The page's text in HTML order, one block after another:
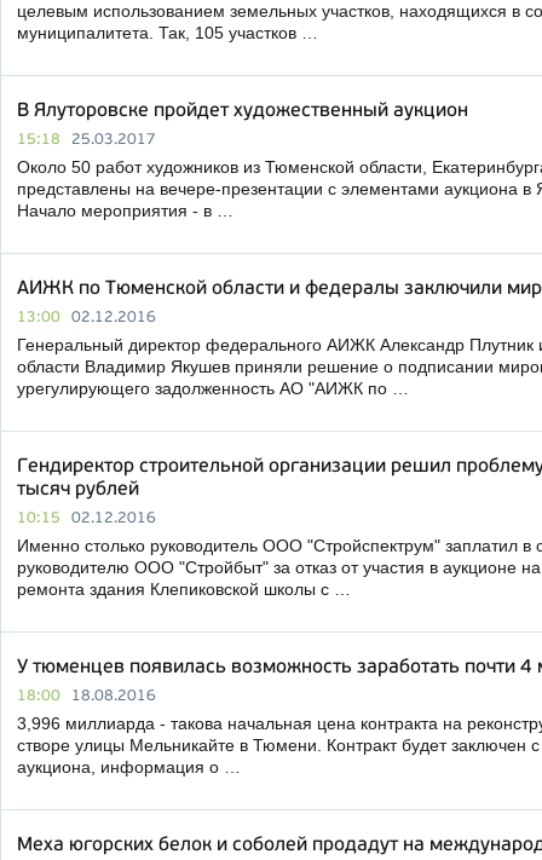
целевым использованием земельных участков, находящихся в
муниципалитета. Так, 105 участков …
В Ялуторовске пройдет художественный аукцион
15:18 25.03.2017
Около 50 работ художников из Тюменской области,
представлены на вечере-презентации с элементами аукциона в
Начало мероприятия - в …
АИЖК по Тюменской области и федералы заключили
13:00 02.12.2016
Генеральный директор федерального АИЖК Александр Плутник
области Владимир Якушев приняли решение о подписании
урегулирующего задолженность АО "АИЖК по …
Гендиректор строительной организации решил
тысяч рублей
10:15 02.12.2016
Именно столько руководитель ООО "Стройспектрум" заплатил в
руководителю ООО "Стройбыт" за отказ от участия в аукционе
ремонта здания Клепиковской школы с …
У тюменцев появилась возможность заработать почти 4
18:00 18.08.2016
3,996 миллиарда - такова начальная цена контракта на
створе улицы Мельникайте в Тюмени. Контракт будет заключен
аукциона, информация о …
Меха югорских белок и соболей продадут на